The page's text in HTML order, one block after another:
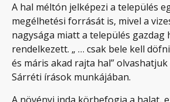
A hal méltón jelképezi a település
megélhetési forrását is, mivel a
nagysága miatt a település gazdag
rendelkezett. „ … csak bele kell
és máris akad rajta hal” olvashatjuk
Sárréti írások munkájában.
A növényi inda körbefogja a halat,